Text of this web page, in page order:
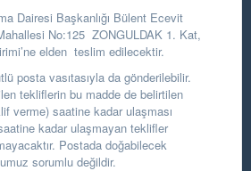
Dairesi Başkanlığı Bülent Ecevit
No:125 ZONGULDAK 1. Kat,
elden teslim edilecektir.
posta vasıtasıyla da gönderilebilir.
tekliflerin bu madde de belirtilen
verme) saatine kadar ulaşması
kadar ulaşmayan teklifler
Postada doğabilecek
sorumlu değildir.